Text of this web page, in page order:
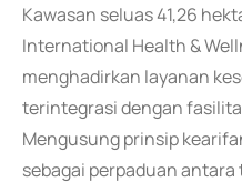
Kawasan seluas 41,26
International Health &
menghadirkan layanan
terintegrasi dengan
Mengusung prinsip
sebagai perpaduan